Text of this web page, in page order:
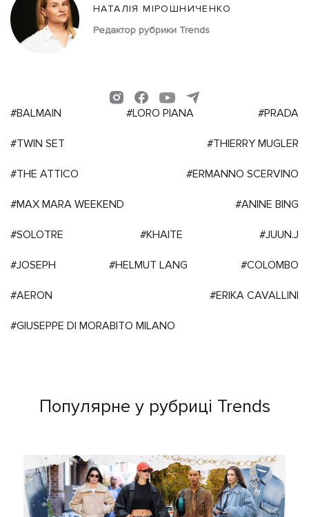
НАТАЛІЯ МІРОШНИЧЕНКО
Редактор рубрики Trends
#BALMAIN #LORO PIANA #PRADA
#TWIN SET #THIERRY MUGLER
#THE ATTICO #ERMANNO SCERVINO
#MAX MARA WEEKEND #ANINE BING
#SOLOTRE #KHAITE #JUUN.J
#JOSEPH #HELMUT LANG #COLOMBO
#AERON #ERIKA CAVALLINI
#GIUSEPPE DI MORABITO MILANO
Популярне у рубриці Trends